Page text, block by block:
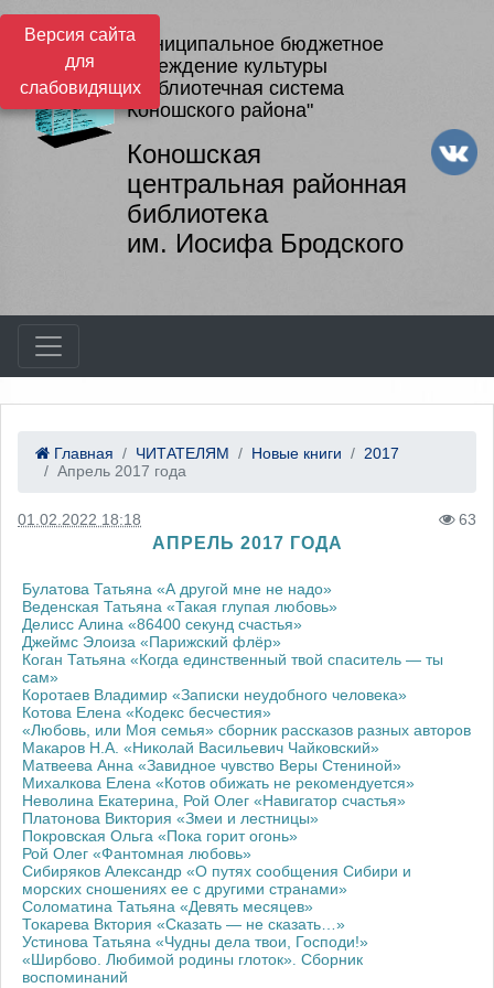
Версия сайта
для
слабовидящих
Муниципальное бюджетное
учреждение культуры
"Библиотечная система
Коношского района"
Коношская
центральная районная
библиотека
им. Иосифа Бродского
Главная ЧИТАТЕЛЯМ Новые книги
2017
Апрель 2017 года
01.02.2022 18:18 63
АПРЕЛЬ 2017 ГОДА
Булатова Татьяна «А другой мне не надо»
Веденская Татьяна «Такая глупая любовь»
Делисс Алина «86400 секунд счастья»
Джеймс Элоиза «Парижский флёр»
Коган Татьяна «Когда единственный твой спаситель — ты
сам»
Коротаев Владимир «Записки неудобного человека»
Котова Елена «Кодекс бесчестия»
«Любовь, или Моя семья» сборник рассказов разных авторов
Макаров Н.А. «Николай Васильевич Чайковский»
Матвеева Анна «Завидное чувство Веры Стениной»
Михалкова Елена «Котов обижать не рекомендуется»
Неволина Екатерина, Рой Олег «Навигатор счастья»
Платонова Виктория «Змеи и лестницы»
Покровская Ольга «Пока горит огонь»
Рой Олег «Фантомная любовь»
Сибиряков Александр «О путях сообщения Сибири и
морских сношениях ее с другими странами»
Соломатина Татьяна «Девять месяцев»
Токарева Вктория «Сказать — не сказать…»
Устинова Татьяна «Чудны дела твои, Господи!»
«Ширбово. Любимой родины глоток». Сборник
воспоминаний